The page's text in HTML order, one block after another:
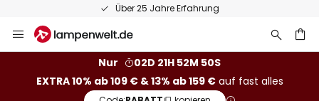
Über 25 Jahre Erfahrung
Inhalt
Nur
02D 21H 52M 50S
EXTRA 10% ab 109 € & 13% ab 159 €auf fast alles